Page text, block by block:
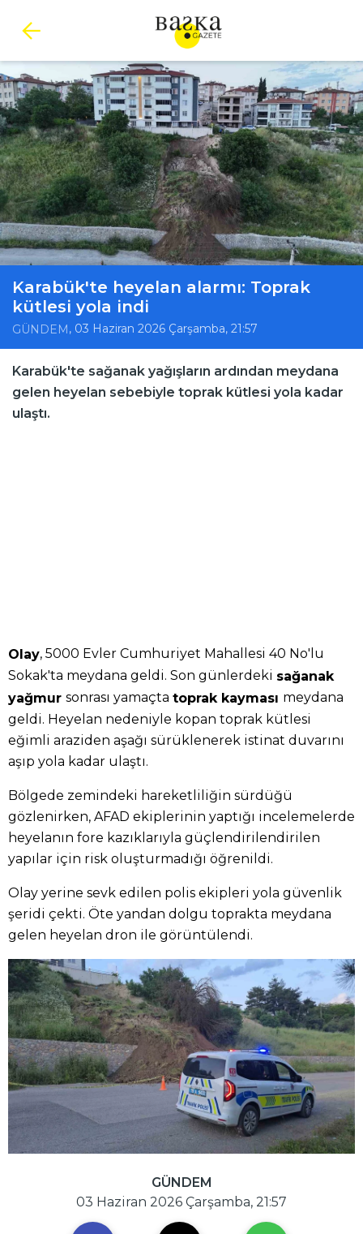
Karabük'te heyelan alarmı: Toprak
kütlesi yola indi
GÜNDEM , 03 Haziran 2026 Çarşamba, 21:57
Karabük'te sağanak yağışların ardından meydana
gelen heyelan sebebiyle toprak kütlesi yola kadar
ulaştı.
Olay, 5000 Evler Cumhuriyet Mahallesi 40 No'lu
Sokak'ta meydana geldi. Son günlerdeki sağanak
yağmur sonrası yamaçta toprak kayması meydana
geldi. Heyelan nedeniyle kopan toprak kütlesi
eğimli araziden aşağı sürüklenerek istinat duvarını
aşıp yola kadar ulaştı.
Bölgede zemindeki hareketliliğin sürdüğü
gözlenirken, AFAD ekiplerinin yaptığı incelemelerde
heyelanın fore kazıklarıyla güçlendirilendirilen
yapılar için risk oluşturmadığı öğrenildi.
Olay yerine sevk edilen polis ekipleri yola güvenlik
şeridi çekti. Öte yandan dolgu toprakta meydana
gelen heyelan dron ile görüntülendi.
GÜNDEM
03 Haziran 2026 Çarşamba, 21:57